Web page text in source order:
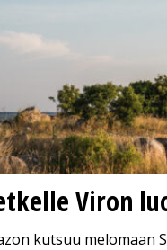
Viron
kutsuu melomaan